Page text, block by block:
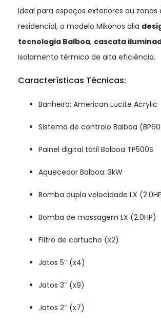
Ideal para espaços exteriores ou zonas
residencial, o modelo Mikonos alia
tecnologia Balboa, cascata
isolamento térmico de alta eficiência.
Características Técnicas:
Banheira: American Lucite Acrylic
Sistema de controlo Balboa
Painel digital tátil Balboa TP500S
Aquecedor Balboa: 3kW
Bomba dupla velocidade LX
Bomba de massagem LX (2.0HP)
Filtro de cartucho (x2)
Jatos 5″ (x4)
Jatos 3″ (x9)
Jatos 2″ (x7)